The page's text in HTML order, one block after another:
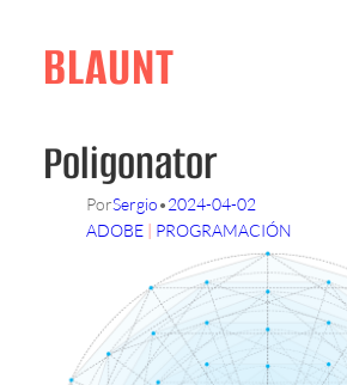
contentBLAUNT
Poligonator
PorSergio•2024-04-02
ADOBE | PROGRAMACIÓN